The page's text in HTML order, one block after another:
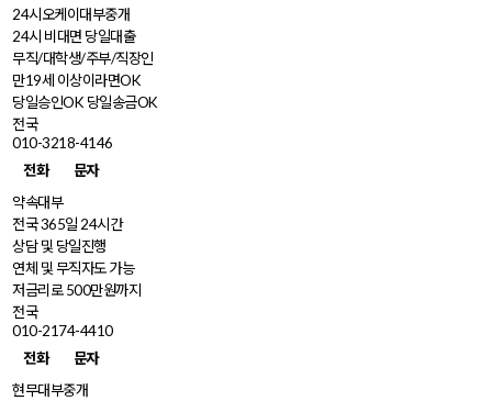
24시오케이대부중개
24시 비대면 당일대출
무직/대학생/주부/직장인
만19세 이상이라면OK
당일승인OK 당일송금OK
전국
010-3218-4146
전화
문자
약속대부
전국 365일 24시간
상담 및 당일진행
연체 및 무직자도 가능
저금리로 500만원까지
전국
010-2174-4410
전화
문자
현무대부중개